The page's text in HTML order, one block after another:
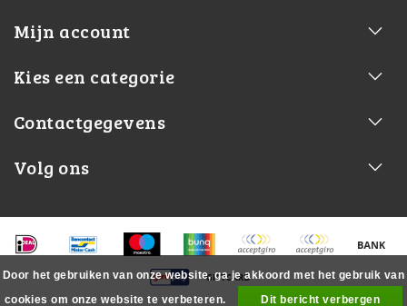
Mijn account
Kies een categorie
Contactgegevens
Volg ons
Door het gebruiken van onze website, ga je akkoord met het gebruik van
cookies om onze website te verbeteren.
Dit bericht verbergen